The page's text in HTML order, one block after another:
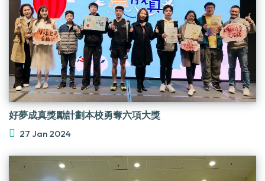
好夢成真獎勵計劃本校勇奪六項大獎
27 Jan 2024